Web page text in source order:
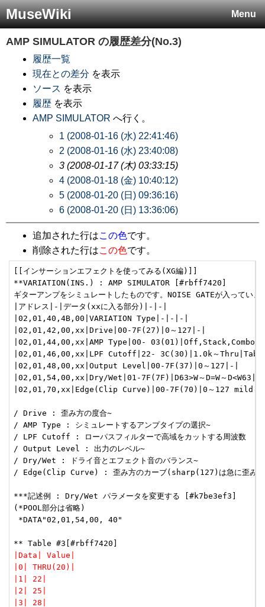
Menu
MuseWiki
AMP SIMULATOR の履歴差分(No.3)
履歴一覧
現在との差分 を表示
ソース を表示
履歴 を表示
AMP SIMULATOR へ行く。
1 (2008-01-16 (水) 22:41:46)
2 (2008-01-16 (水) 23:40:08)
3 (2008-01-17 (木) 03:33:15)
4 (2008-01-18 (金) 10:40:12)
5 (2008-01-20 (日) 09:36:16)
6 (2008-01-20 (日) 13:36:06)
追加された行はこの色です。
削除された行はこの色です。
[[インサーションエフェクトを使ってみる(XG編)]]
**VARIATION(INS.) : AMP SIMULATOR [#rbff7420]
ギターアンプをシミュレートしたものです。NOISE GATEが入ってい
|アドレス|-|データ(xxに入る部分)|-|-|
|02,01,40,4B,00|VARIATION Type|-|-|-|
|02,01,42,00,xx|Drive|00-7F(27)|0～127|-|
|02,01,44,00,xx|AMP Type|00-
|02,01,46,00,xx|LPF Cutoff|22- 3C(30)|1.0k～
|02,01,48,00,xx|Output Level|00-7F(37)|0～127|-|
|02,01,54,00,xx|Dry/Wet|01-7F(7F)|D63>W～D=W～D<W63|-|
|02,01,70,xx|Edge(Clip Curve)|00-7F(70)|0～127 mild
/ Drive : 歪み方の度合~
/ AMP Type : シミュレートするアンプタイプの選択~
/ LPF Cutoff : ローパスフィルターで高域をカットする周波数
/ Output Level : 出力のレベル~
/ Dry/Wet : ドライ音とエフェクト音のバランス~
/ Edge(Clip Curve) : 歪み方のカーブ(sharp(127)は急に歪みだ
***記述例 : Dry/Wet パラメータを変更する [#k7be3ef3]
(*POOL部分は省略)
*DATA"02,01,54,00, 40"
|Data| Value|
|0| THRU(20)|
|1| 22|
|2| 25|
|3| 28|